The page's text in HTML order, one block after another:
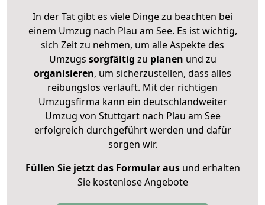
In der Tat gibt es viele Dinge zu beachten bei
einem Umzug nach Plau am See. Es ist wichtig,
sich Zeit zu nehmen, um alle Aspekte des
Umzugs sorgfältig zu planen und zu
organisieren, um sicherzustellen, dass alles
reibungslos verläuft. Mit der richtigen
Umzugsfirma kann ein deutschlandweiter
Umzug von Stuttgart nach Plau am See
erfolgreich durchgeführt werden und dafür
sorgen wir.
Füllen Sie jetzt das Formular ausund erhalten
Sie kostenlose Angebote